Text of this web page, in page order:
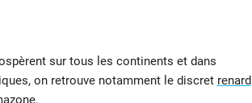
sur tous les continents et dans
on retrouve notamment le discret renard